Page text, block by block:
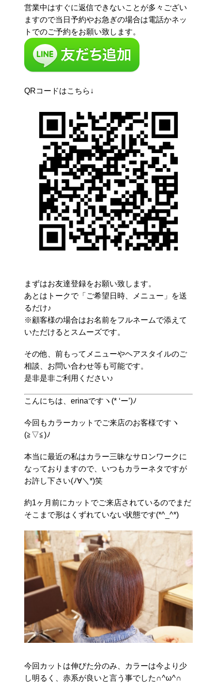
営業中はすぐに返信できないことが多々ござい
ますので当日予約やお急ぎの場合は電話かネッ
トでのご予約をお願い致します。
QRコードはこちら↓
まずはお友達登録をお願い致します。
あとはトークで「ご希望日時、メニュー」を送
るだけ♪
※顧客様の場合はお名前をフルネームで添えて
いただけるとスムーズです。
その他、前もってメニューやヘアスタイルのご
相談、お問い合わせ等も可能です。
是非是非ご利用ください♪
こんにちは、erinaですヽ(* ‘ー’)ﾉ
今回もカラーカットでご来店のお客様ですヽ
(≧▽≦)ﾉ
本当に最近の私はカラー三昧なサロンワークに
なっておりますので、いつもカラーネタですが
お許し下さい(ﾉ∀＼*)笑
約1ヶ月前にカットでご来店されているのでまだ
そこまで形はくずれていない状態です(*^_^*)
今回カットは伸びた分のみ、カラーは今より少
し明るく、赤系が良いと言う事でした∩^ω^∩